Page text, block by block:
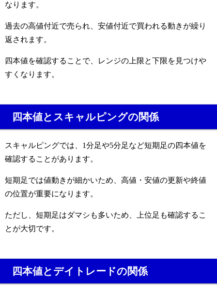
なります。
過去の高値付近で売られ、安値付近で買われる動きが繰り
返されます。
四本値を確認することで、レンジの上限と下限を見つけや
すくなります。
四本値とスキャルピングの関係
スキャルピングでは、1分足や5分足など短期足の四本値を
確認することがあります。
短期足では値動きが細かいため、高値・安値の更新や終値
の位置が重要になります。
ただし、短期足はダマシも多いため、上位足も確認するこ
とが大切です。
四本値とデイトレードの関係